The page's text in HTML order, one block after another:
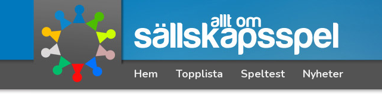
Hem Topplista Speltest Nyheter